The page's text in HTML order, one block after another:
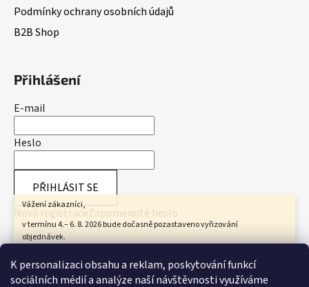
K personalizaci obsahu a reklam, poskytování funkcí
sociálních médií a analýze naší návštěvnosti využíváme
Vážení zákazníci,
v termínu 4.– 6. 8. 2026 bude dočasně pozastaveno vyřizování
objednávek.
8. 2026.
Podmínky ochrany osobních údajů
B2B Shop
Přihlášení
E-mail
Heslo
PŘIHLÁSIT SE
Nová registraceZapomenuté heslo
Přijímáme online platby